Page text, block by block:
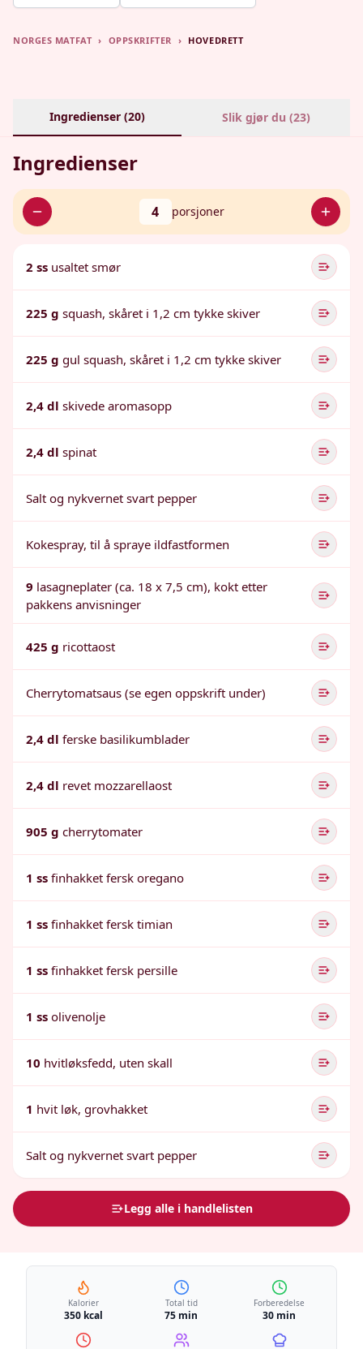
NORGES MATFAT › OPPSKRIFTER › HOVEDRETT
Ingredienser (20) Slik gjør du (23)
Ingredienser
4 porsjoner
2 ss usaltet smør
225 g squash, skåret i 1,2 cm tykke skiver
225 g gul squash, skåret i 1,2 cm tykke skiver
2,4 dl skivede aromasopp
2,4 dl spinat
Salt og nykvernet svart pepper
Kokespray, til å spraye ildfastformen
9 lasagneplater (ca. 18 x 7,5 cm), kokt etter
pakkens anvisninger
425 g ricottaost
Cherrytomatsaus (se egen oppskrift under)
2,4 dl ferske basilikumblader
2,4 dl revet mozzarellaost
905 g cherrytomater
1 ss finhakket fersk oregano
1 ss finhakket fersk timian
1 ss finhakket fersk persille
1 ss olivenolje
10 hvitløksfedd, uten skall
1 hvit løk, grovhakket
Salt og nykvernet svart pepper
Legg alle i handlelisten
Kalorier
350 kcal
Total tid
75 min
Forberedelse
30 min